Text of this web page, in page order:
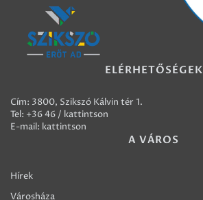
ELÉRHETŐSÉGEK
Cím: 3800, Szikszó Kálvin tér 1.
Tel: +36 46 / kattintson
E-mail: kattintson
A VÁROS
Hírek
Városháza